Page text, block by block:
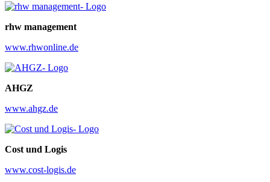
rhw management
www.rhwonline.de
AHGZ
www.ahgz.de
Cost und Logis
www.cost-logis.de